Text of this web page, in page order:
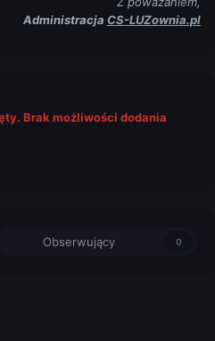
Administracja CS-LUZownia.pl
Brak możliwości dodania
Obserwujący 0